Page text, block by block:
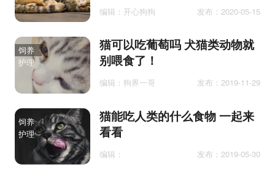
编辑：开心狗狗 发布：2020-05-15
饲养
护理
猫可以吃葡萄吗 犬猫类动物就
别喂食了！
编辑：狗界一哥 发布：2019-11-29
饲养
护理
猫能吃人类的什么食物 一起来
看看
编辑： 发布：2019-05-30